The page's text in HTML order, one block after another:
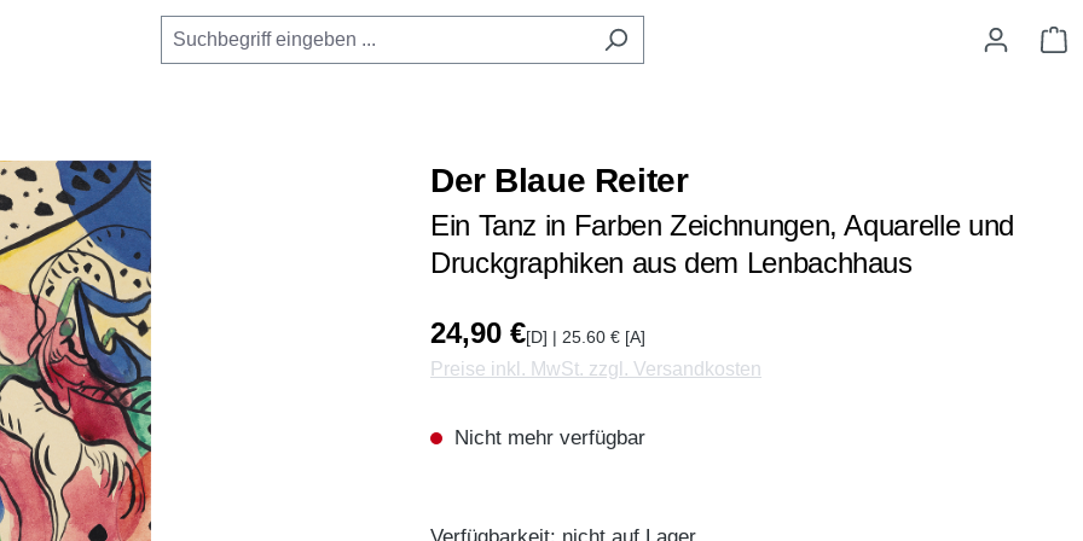
Der Blaue Reiter
Ein Tanz in Farben Zeichnungen, Aquarelle und
Druckgraphiken aus dem Lenbachhaus
24,90 €[D] | 25.60 € [A]
Preise inkl. MwSt. zzgl. Versandkosten
Nicht mehr verfügbar